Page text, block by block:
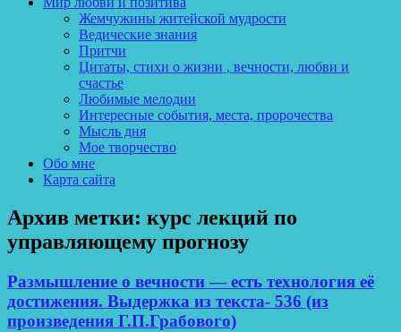
Жемчужины житейской мудрости
Ведические знания
Притчи
Цитаты, стихи о жизни , вечности, любви и
счастье
Любимые мелодии
Интересные события, места, пророчества
Мысль дня
Мое творчество
Обо мне
Карта сайта
Архив метки: курс лекций по
управляющему прогнозу
Размышление о вечности — есть технология её
достижения. Выдержка из текста- 536 (из
произведения Г.П.Грабового)